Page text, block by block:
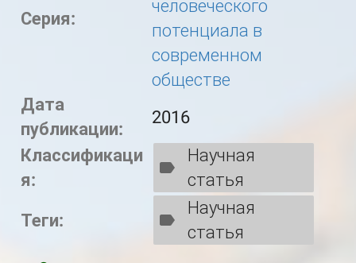
Серия:
человеческого
потенциала в
современном
обществе
Дата
публикации:
2016
Классификаци
я:
Научная
статья
Теги:
Научная
статья